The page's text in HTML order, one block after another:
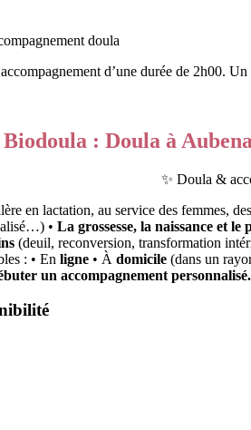
doula
d’une durée de 2h00.
: Doula à
✨ Doula &
en lactation, au service des femmes,
• La grossesse, la naissance et le
(deuil, reconversion, transformation
: • En ligne • À domicile (dans un
un accompagnement personnalisé.